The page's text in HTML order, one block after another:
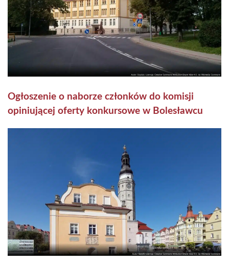
Ogłoszenie o naborze członków do komisji
opiniującej oferty konkursowe w Bolesławcu